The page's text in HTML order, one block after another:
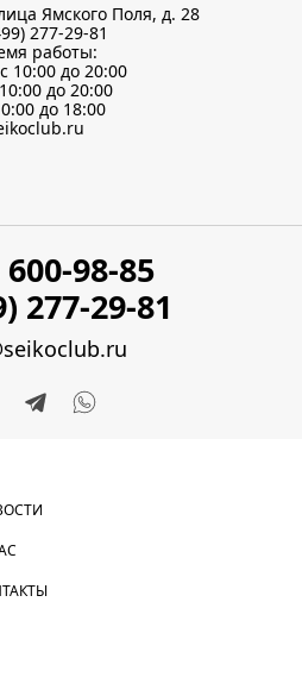
Ямского Поля, д. 28
277-29-81
работы:
10:00 до 20:00
до 20:00
до 18:00
98-85
277-29-81